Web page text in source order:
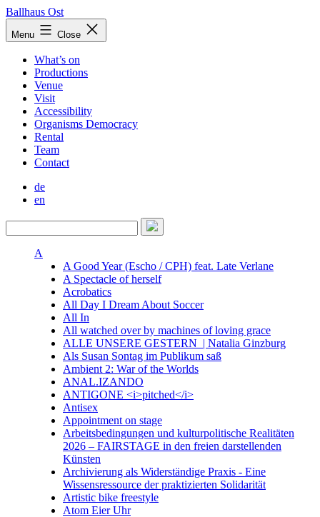
Skip
to
content
Ballhaus Ost
Ballhaus
Ost
Menu Close
What’s on
Productions
Venue
Visit
Accessibility
Organisms Democracy
Rental
Team
Contact
de
en
A
A Good Year (Escho / CPH) feat. Late Verlane
A Spectacle of herself
Acrobatics
All Day I Dream About Soccer
All In
All watched over by machines of loving grace
ALLE UNSERE GESTERN | Natalia Ginzburg
Als Susan Sontag im Publikum saß
Ambient 2: War of the Worlds
ANAL.IZANDO
ANTIGONE <i>pitched</i>
Antisex
Appointment on stage
Arbeitsbedingungen und kulturpolitische Realitäten
2026 – FAIRSTAGE in den freien darstellenden
Künsten
Archivierung als Widerständige Praxis - Eine
Wissensressource der praktizierten Solidarität
Artistic bike freestyle
Atom Eier Uhr